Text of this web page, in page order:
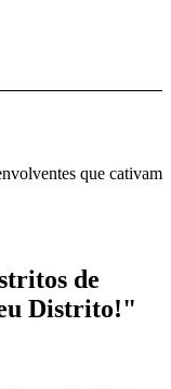
que cativam
de
Distrito!"